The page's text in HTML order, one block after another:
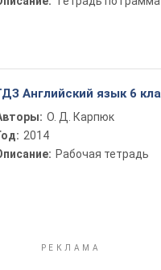
Английский язык 6
О. Д. Карпюк
2014
Рабочая тетрадь